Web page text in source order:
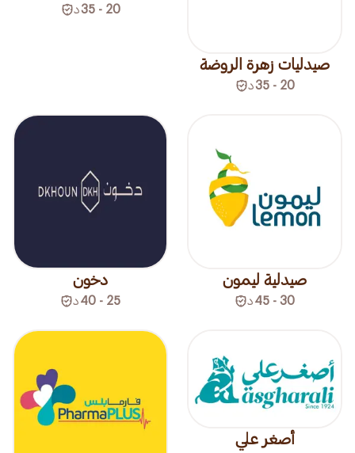
صيدليات زهرة الروضة
20 - 35 د
20 - 35 د
صيدلية ليمون
30 - 45 د
دخون
25 - 40 د
أصغر علي